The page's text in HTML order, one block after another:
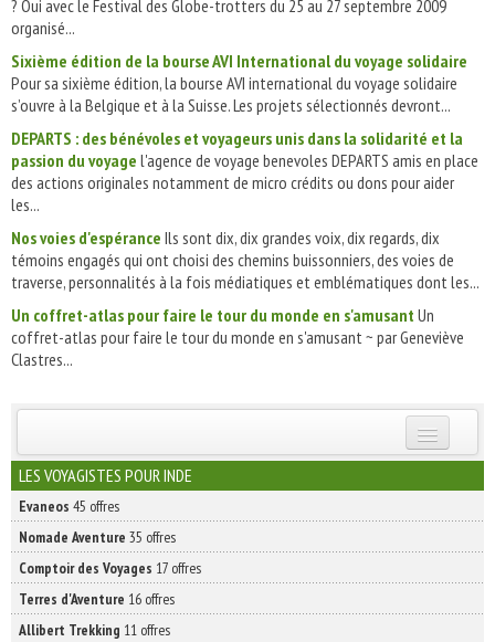
? Oui avec le Festival des Globe-trotters du 25 au 27 septembre 2009
organisé...
Sixième édition de la bourse AVI International du voyage solidaire
Pour sa sixième édition, la bourse AVI international du voyage solidaire
s’ouvre à la Belgique et à la Suisse. Les projets sélectionnés devront...
DEPARTS : des bénévoles et voyageurs unis dans la solidarité et la
passion du voyage l'agence de voyage benevoles DEPARTS amis en place
des actions originales notamment de micro crédits ou dons pour aider
les...
Nos voies d'espérance Ils sont dix, dix grandes voix, dix regards, dix
témoins engagés qui ont choisi des chemins buissonniers, des voies de
traverse, personnalités à la fois médiatiques et emblématiques dont les...
Un coffret-atlas pour faire le tour du monde en s'amusant Un
coffret-atlas pour faire le tour du monde en s'amusant ~ par Geneviève
Clastres...
INSCRIVEZ-VOUS | ABONNEZ-VOUS
LES VOYAGISTES POUR INDE
Evaneos 45 offres
Nomade Aventure 35 offres
Comptoir des Voyages 17 offres
Terres d'Aventure 16 offres
Allibert Trekking 11 offres